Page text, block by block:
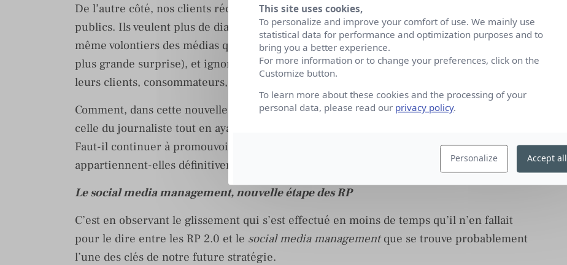
De l’autre côté, nos clients réclament un contact de plus en plus étroit avec leurs
publics. Ils veulent plus de dialogue, plus d’engagement avec eux et se passeraient
même volontiers des médias qu’ils craignent désormais, sous-estiment parfois (à notre
plus grande surprise), et ignorent même pour engager directement la conversation avec
leurs clients, consommateurs, donateurs, ou parties prenantes.
Comment, dans cette nouvelle perspective, délimiter notre place ? Comment respecter
celle du journaliste tout en ayant un œil attentif sur les blogueurs et les influenceurs ?
Faut-il continuer à promouvoir la confiance et la transparence ou ces valeurs bénies
appartiennent-elles définitivement au passé ?
Le social media management, nouvelle étape des RP
C’est en observant le glissement qui s’est effectué en moins de temps qu’il n’en fallait
pour le dire entre les RP 2.0 et le social media managementque se trouve probablement
l’une des clés de notre future stratégie.
This site uses cookies,
To personalize and improve your comfort of use. We mainly use
statistical data for performance and optimization purposes and to
bring you a better experience.
For more information or to change your preferences, click on the
Customize button.
To learn more about these cookies and the processing of your
personal data, please read our privacy policy.
Personalize Accept all